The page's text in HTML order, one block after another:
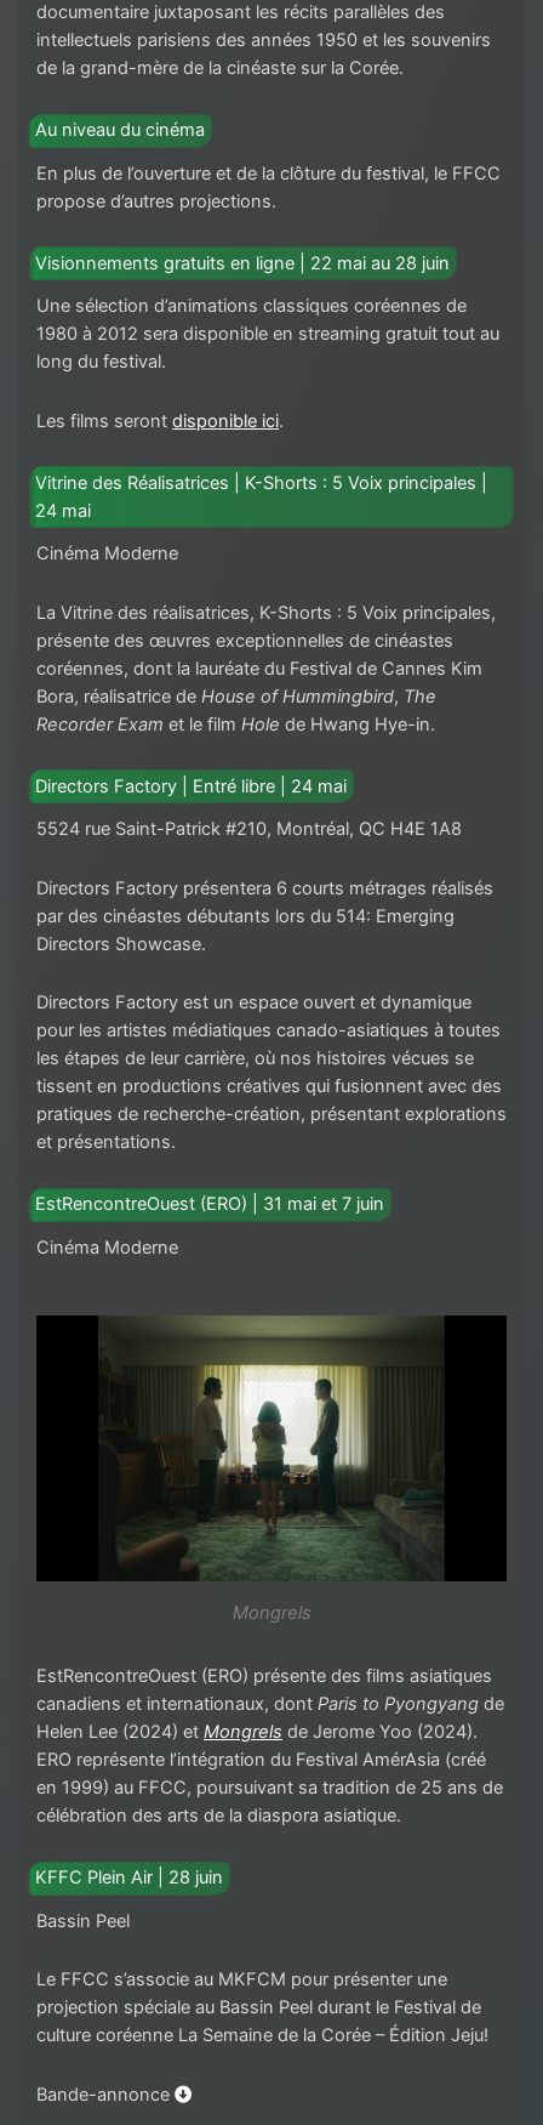
documentaire juxtaposant les récits parallèles des
intellectuels parisiens des années 1950 et les souvenirs
de la grand-mère de la cinéaste sur la Corée.
Au niveau du cinéma
En plus de l’ouverture et de la clôture du festival, le FFCC
propose d’autres projections.
Visionnements gratuits en ligne | 22 mai au 28 juin
Une sélection d’animations classiques coréennes de
1980 à 2012 sera disponible en streaming gratuit tout au
long du festival.
Les films seront disponible ici.
Vitrine des Réalisatrices | K-Shorts : 5 Voix principales |
24 mai
Cinéma Moderne
La Vitrine des réalisatrices, K-Shorts : 5 Voix principales,
présente des œuvres exceptionnelles de cinéastes
coréennes, dont la lauréate du Festival de Cannes Kim
Bora, réalisatrice de House of Hummingbird, The
Recorder Exam et le film Hole de Hwang Hye-in.
Directors Factory | Entré libre | 24 mai
5524 rue Saint-Patrick #210, Montréal, QC H4E 1A8
Directors Factory présentera 6 courts métrages réalisés
par des cinéastes débutants lors du 514: Emerging
Directors Showcase.
Directors Factory est un espace ouvert et dynamique
pour les artistes médiatiques canado-asiatiques à toutes
les étapes de leur carrière, où nos histoires vécues se
tissent en productions créatives qui fusionnent avec des
pratiques de recherche-création, présentant explorations
et présentations.
EstRencontreOuest (ERO) | 31 mai et 7 juin
Cinéma Moderne
Mongrels
EstRencontreOuest (ERO) présente des films asiatiques
canadiens et internationaux, dont Paris to Pyongyang de
Helen Lee (2024) et Mongrels de Jerome Yoo (2024).
ERO représente l’intégration du Festival AmérAsia (créé
en 1999) au FFCC, poursuivant sa tradition de 25 ans de
célébration des arts de la diaspora asiatique.
KFFC Plein Air | 28 juin
Bassin Peel
Le FFCC s’associe au MKFCM pour présenter une
projection spéciale au Bassin Peel durant le Festival de
culture coréenne La Semaine de la Corée – Édition Jeju!
Bande-annonce